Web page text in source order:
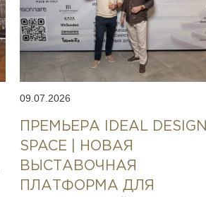
09.07.2026
ПРЕМЬЕРА IDEAL DESIGN
SPACE | НОВАЯ
ВЫСТАВОЧНАЯ
ПЛАТФОРМА ДЛЯ